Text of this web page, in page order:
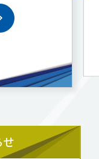
ショ
せ